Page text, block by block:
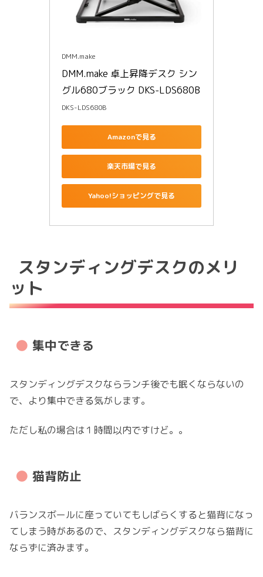
DMM.make
DMM.make 卓上昇降デスク シン
グル680ブラック DKS-LDS680B
DKS-LDS680B
Amazonで見る
楽天市場で見る
Yahoo!ショッピングで見る
スタンディングデスクのメリ
ット
集中できる
スタンディングデスクならランチ後でも眠くならないの
で、より集中できる気がします。
ただし私の場合は１時間以内ですけど。。
猫背防止
バランスボールに座っていてもしばらくすると猫背になっ
てしまう時があるので、スタンディングデスクなら猫背に
ならずに済みます。